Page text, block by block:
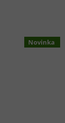
z
5
Novinka